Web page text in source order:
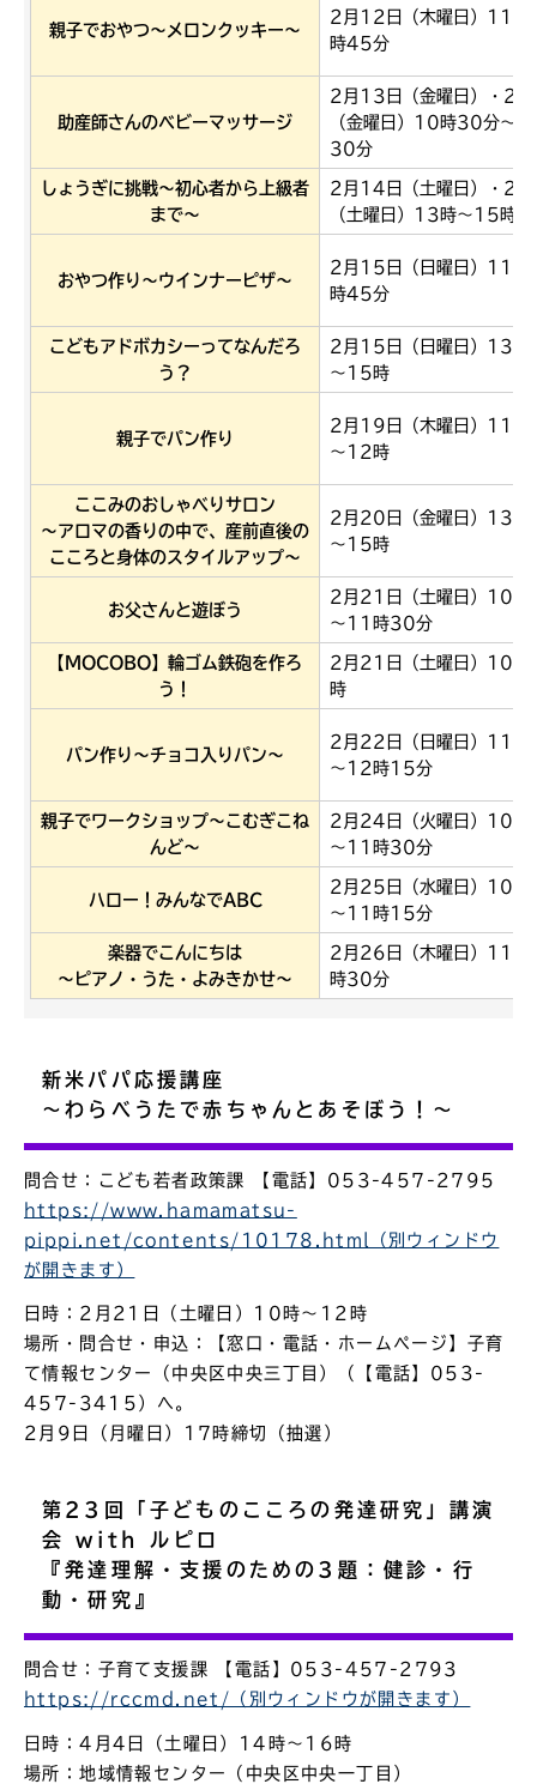
親子でおやつ～メロンクッキー～
2月12日（木曜日）11時
時45分
助産師さんのベビーマッサージ
2月13日（金曜日）・27
（金曜日）10時30分～
30分
しょうぎに挑戦～初心者から上級者
まで～
2月14日（土曜日）・28
（土曜日）13時～15時
おやつ作り～ウインナーピザ～
2月15日（日曜日）11時
時45分
こどもアドボカシーってなんだろ
う？
2月15日（日曜日）13時
～15時
親子でパン作り
2月19日（木曜日）11時
～12時
ここみのおしゃべりサロン
～アロマの香りの中で、産前直後の
こころと身体のスタイルアップ～
2月20日（金曜日）13時
～15時
お父さんと遊ぼう
2月21日（土曜日）10時
～11時30分
【MOCOBO】輪ゴム鉄砲を作ろ
う！
2月21日（土曜日）10時
時
パン作り～チョコ入りパン～
2月22日（日曜日）11時
～12時15分
親子でワークショップ～こむぎこね
んど～
2月24日（火曜日）10時
～11時30分
ハロー！みんなでABC
2月25日（水曜日）10時
～11時15分
楽器でこんにちは
～ピアノ・うた・よみきかせ～
2月26日（木曜日）11時
時30分
新米パパ応援講座
～わらべうたで赤ちゃんとあそぼう！～
問合せ：こども若者政策課 【電話】053-457-2795
https://www.hamamatsu-
pippi.net/contents/10178.html（別ウィンドウ
が開きます）
日時：2月21日（土曜日）10時～12時
場所・問合せ・申込：【窓口・電話・ホームページ】子育
て情報センター（中央区中央三丁目）（【電話】053-
457-3415）へ。
2月9日（月曜日）17時締切（抽選）
第23回「子どものこころの発達研究」講演
会 with ルピロ
『発達理解・支援のための3題：健診・行
動・研究』
問合せ：子育て支援課 【電話】053-457-2793
https://rccmd.net/（別ウィンドウが開きます）
日時：4月4日（土曜日）14時～16時
場所：地域情報センター（中央区中央一丁目）